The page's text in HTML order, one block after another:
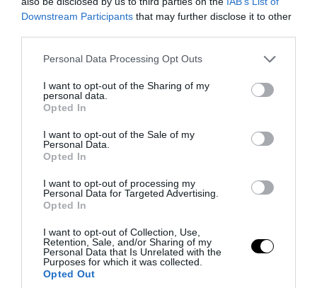
Downstream Participants that may further disclose it to other
Please note that this website/app uses one or more Google
not limited to your visit or usage behaviour. You may click to
grant or deny consent to Google and its third-party tags to
use your data for below specified purposes in below Google
consent section.
Personal Data Processing Opt Outs
I want to opt-out of the Sharing of my
personal data.
Opted In
I want to opt-out of the Sale of my
Personal Data.
Opted In
I want to opt-out of processing my
Personal Data for Targeted Advertising.
Opted In
I want to opt-out of Collection, Use,
Retention, Sale, and/or Sharing of my
Personal Data that Is Unrelated with the
Purposes for which it was collected.
Opted Out
PRONEWS.GR /CELEBRITIES
Γ.Καληφώνη: Νέες εντυπωσιακές
φωτογραφίες με μπικίνι από τις
διακοπές της στην Πάρο
08.08.2026 | 21:17